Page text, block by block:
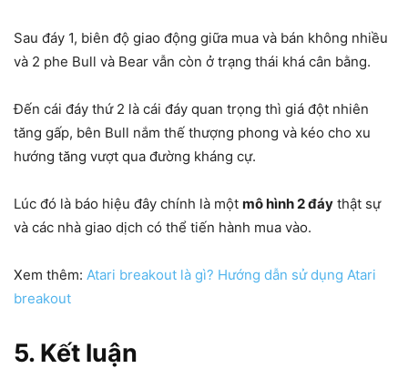
Sau đáy 1, biên độ giao động giữa mua và bán không nhiều
và 2 phe Bull và Bear vẫn còn ở trạng thái khá cân bằng.
Đến cái đáy thứ 2 là cái đáy quan trọng thì giá đột nhiên
tăng gấp, bên Bull nắm thế thượng phong và kéo cho xu
hướng tăng vượt qua đường kháng cự.
Lúc đó là báo hiệu đây chính là một mô hình 2 đáy thật sự
và các nhà giao dịch có thể tiến hành mua vào.
Xem thêm: Atari breakout là gì? Hướng dẫn sử dụng Atari
breakout
5. Kết luận